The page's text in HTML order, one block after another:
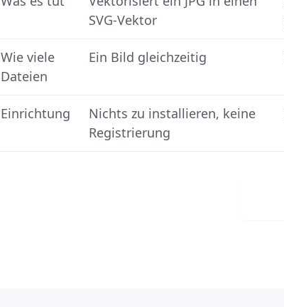
SVG-Vektor
Wie viele
Dateien
Ein Bild gleichzeitig
Einrichtung
Nichts zu installieren, keine
Registrierung